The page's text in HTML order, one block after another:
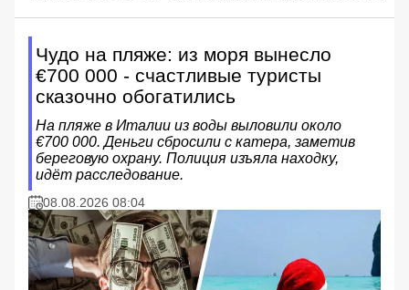
Чудо на пляже: из моря вынесло
€700 000 - счастливые туристы
сказочно обогатились
На пляже в Италии из воды выловили около
€700 000. Деньги сбросили с катера, заметив
береговую охрану. Полиция изъяла находку,
идёт расследование.
08.08.2026 08:04